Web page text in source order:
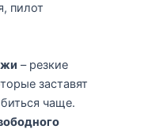
пилот
– резкие
заставят
чаще.